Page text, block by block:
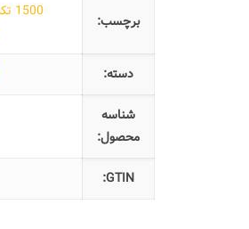
برچسب:
1500 تکه
دسته:
شناسه
محصول:
GTIN: